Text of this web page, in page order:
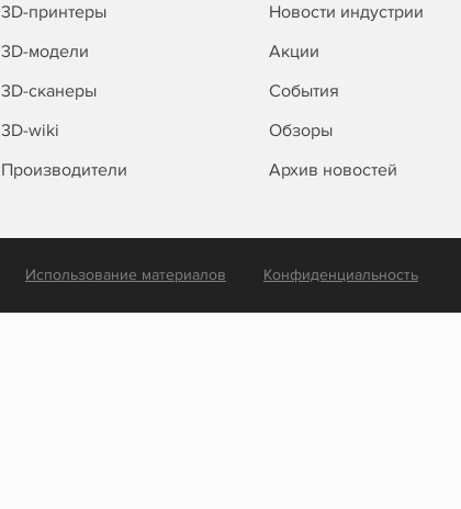
3D-принтеры
3D-модели
3D-сканеры
3D-wiki
Производители
Новости индустрии
Акции
События
Обзоры
Архив новостей
Использование материалов Конфиденциальность